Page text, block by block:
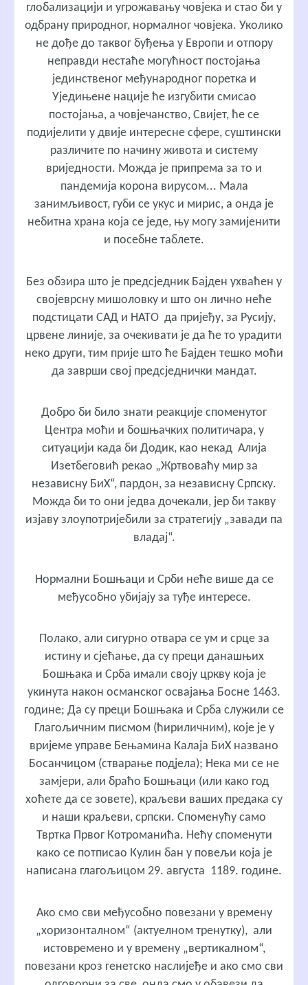
глобализацији и угрожавању човјека и стао би у
одбрану природног, нормалног човјека. Уколико
не дође до таквог буђења у Европи и отпору
неправди нестаће могућност постојања
јединственог међународног поретка и
Уједињене нације ће изгубити смисао
постојања, а човјечанство, Свијет, ће се
подијелити у двије интересне сфере, суштински
различите по начину живота и систему
вриједности. Можда је припрема за то и
пандемија корона вирусом... Мала
занимљивост, губи се укус и мирис, а онда је
небитна храна која се једе, њу могу замијенити
и посебне таблете.
Без обзира што је предсједник Бајден ухваћен у
својеврсну мишоловку и што он лично неће
подстицати САД и НАТО да пријеђу, за Русију,
црвене линије, за очекивати је да ће то урадити
неко други, тим прије што ће Бајден тешко моћи
да заврши свој предсједнички мандат.
Добро би било знати реакције споменутог
Центра моћи и бошњачких политичара, у
ситуацији када би Додик, као некад Алија
Изетбеговић рекао „Жртвоваћу мир за
независну БиХ“, пардон, за независну Српску.
Можда би то они једва дочекали, јер би такву
изјаву злоупотријебили за стратегију „завади па
владај“.
Нормални Бошњаци и Срби неће више да се
међусобно убијају за туђе интересе.
Полако, али сигурно отвара се ум и срце за
истину и сјећање, да су преци данашњих
Бошњака и Срба имали своју цркву која је
укинута након османског освајања Босне 1463.
године; Да су преци Бошњака и Срба служили се
Глагољичним писмом (ћириличним), које је у
вријеме управе Бењамина Калаја БиХ названо
Босанчицом (стварање подјела); Нека ми се не
замјери, али браћо Бошњаци (или како год
хоћете да се зовете), краљеви ваших предака су
и наши краљеви, српски. Споменућу само
Твртка Првог Котроманића. Нећу споменути
како се потписао Кулин бан у повељи која је
написана глагољицом 29. августа 1189. године.
Ако смо сви међусобно повезани у времену
„хоризонталном“ (актуелном тренутку), али
истовремено и у времену „вертикалном“,
повезани кроз генетско наслијеђе и ако смо сви